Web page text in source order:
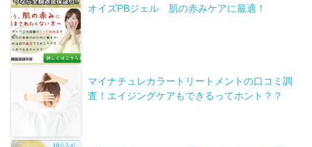
オイズPBジェル 肌の赤みケアに最適！
マイナチュレカラートリートメントの口コミ調
査！エイジングケアもできるってホント？？